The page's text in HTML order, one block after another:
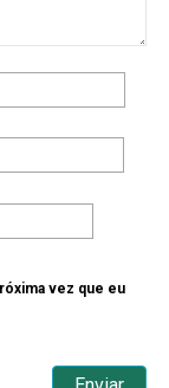
vez que eu